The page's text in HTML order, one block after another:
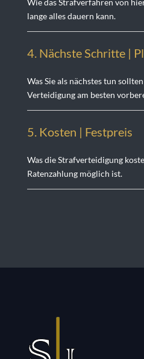
Wie das Strafverfahren von
lange alles dauern kann.
4. Nächste Schritte |
Was Sie als nächstes tun
Verteidigung am besten
5. Kosten | Festpreis
Was die Strafverteidigung
Ratenzahlung möglich ist.